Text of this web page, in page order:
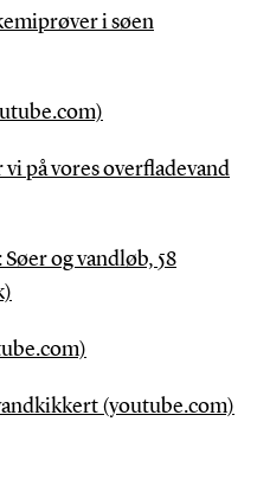
i søen
på vores overfladevand
og vandløb, 58
(youtube.com)